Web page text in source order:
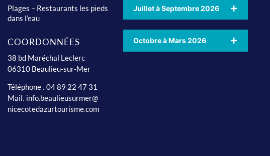
Plages – Restaurants les pieds
dans l’eau
COORDONNÉES
38 bd Maréchal Leclerc
06310 Beaulieu-sur-Mer
Téléphone : 04 89 22 47 31
Mail: info.beaulieusurmer@
nicecotedazurtourisme.com
Juillet à Septembre 2026
Octobre à Mars 2026